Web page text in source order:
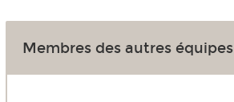
Membres des autres équipes